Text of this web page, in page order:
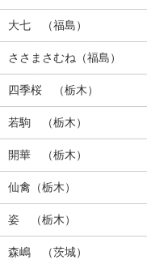
大七 （福島）
ささまさむね（福島）
四季桜 （栃木）
若駒 （栃木）
開華 （栃木）
仙禽（栃木）
姿 （栃木）
森嶋 （茨城）